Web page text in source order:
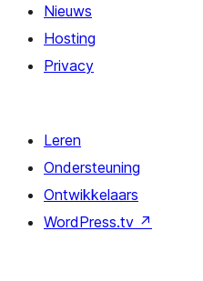
Nieuws
Hosting
Privacy
Leren
Ondersteuning
Ontwikkelaars
WordPress.tv ↗